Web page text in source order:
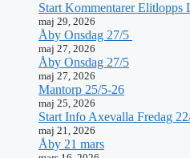
Start Kommentarer Elitlopps
maj 29, 2026
Åby Onsdag 27/5
maj 27, 2026
Åby Onsdag 27/5
maj 27, 2026
Mantorp 25/5-26
maj 25, 2026
Start Info Axevalla Fredag
maj 21, 2026
Åby 21 mars